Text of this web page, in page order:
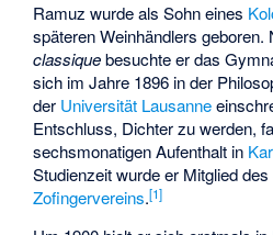
Ramuz wurde als Sohn eines
späteren Weinhändlers geboren.
classiquebesuchte er das
sich im Jahre 1896 in der
der Universität Lausanne
Entschluss, Dichter zu werden,
sechsmonatigen Aufenthalt in
Studienzeit wurde er Mitglied des
Zofingervereins.[1]